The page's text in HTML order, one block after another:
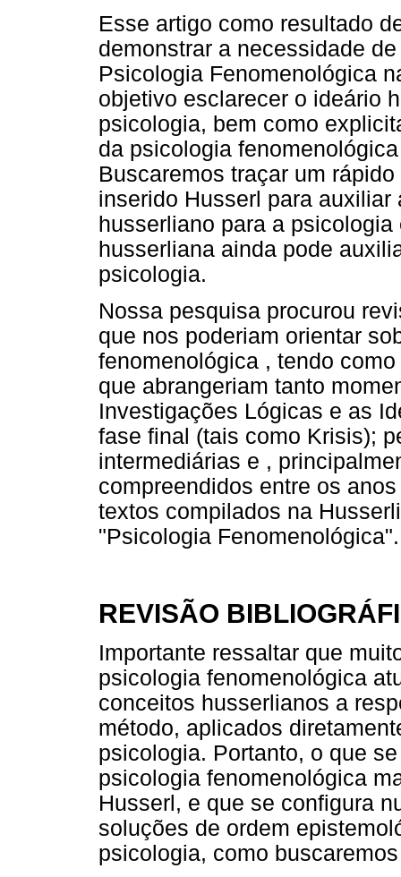
Esse artigo como resultado
demonstrar a necessidade
Psicologia Fenomenológica
objetivo esclarecer o ideário
psicologia, bem como
da psicologia
Buscaremos traçar um
inserido Husserl para
husserliano para a
husserliana ainda pode
psicologia.
Nossa pesquisa procurou
que nos poderiam orientar
fenomenológica , tendo
que abrangeriam tanto
Investigações Lógicas e as
fase final (tais como Krisis);
intermediárias e ,
compreendidos entre os
textos compilados na
"Psicologia Fenomenológica".
REVISÃO
Importante ressaltar que
psicologia fenomenológica
conceitos husserlianos a
método, aplicados
psicologia. Portanto, o que
psicologia fenomenológica
Husserl, e que se configura
soluções de ordem
psicologia, como